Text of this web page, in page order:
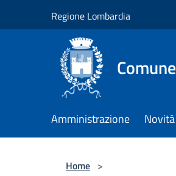
Regione Lombardia
Amministrazione Novità
Home >